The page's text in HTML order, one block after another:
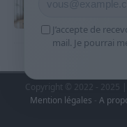
9 avril 2026
Copyright © 2022 - 2025 |
Mention légales - A
J’accepte de
mail. Je pourrai